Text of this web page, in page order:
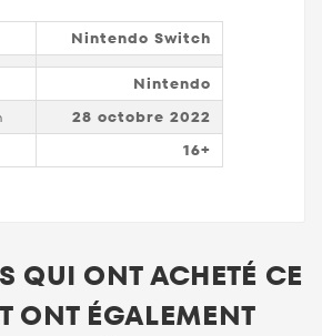
Nintendo Switch
Nintendo
28 octobre 2022
16+
QUI ONT ACHETÉ CE
ONT ÉGALEMENT